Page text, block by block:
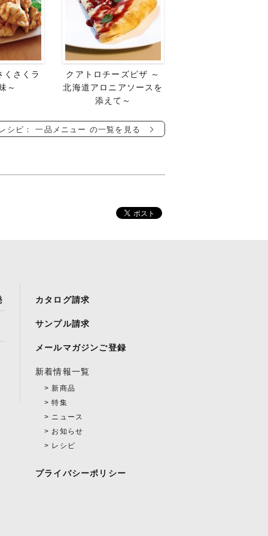
くさくラ
～
クアトロチーズピザ ～
北海道アロニアソースを
添えて～
シピ： 一品メニュー の一覧を見る
カタログ請求
サンプル請求
メールマガジンご登録
新着情報一覧
新商品
特集
ニュース
お知らせ
レシピ
プライバシーポリシー